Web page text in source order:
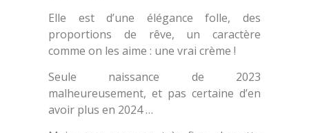
Elle est d’une élégance folle, des
proportions de rêve, un caractère
comme on les aime : une vrai crème !
Seule naissance de 2023
malheureusement, et pas certaine d’en
avoir plus en 2024 …